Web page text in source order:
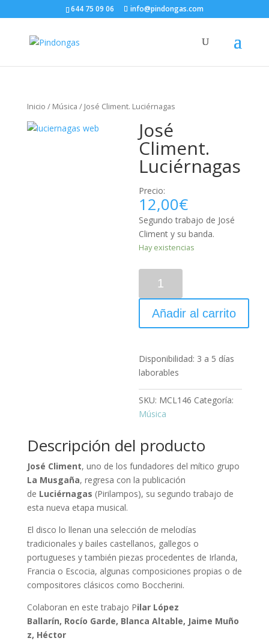
644 75 09 06 info@pindongas.com
Inicio / Música / José Climent. Luciérnagas
José
Climent.
Luciérnagas
Precio:
12,00€
Segundo trabajo de José
Climent y su banda.
Hay existencias
Añadir al carrito
Disponibilidad: 3 a 5 días
laborables
SKU: MCL146 Categoría:
Música
Descripción del producto
José Climent, uno de los fundadores del mítico grupo
La Musgaña, regresa con la publicación
de Luciérnagas (Pirilampos), su segundo trabajo de
esta nueva etapa musical.
El disco lo llenan una selección de melodías
tradicionales y bailes castellanos, gallegos o
portugueses y también piezas procedentes de Irlanda,
Francia o Escocia, algunas composiciones propias o de
compositores clásicos como Boccherini.
Colaboran en este trabajo Pilar López
Ballarín, Rocío Garde, Blanca Altable, Jaime Muño
z, Héctor